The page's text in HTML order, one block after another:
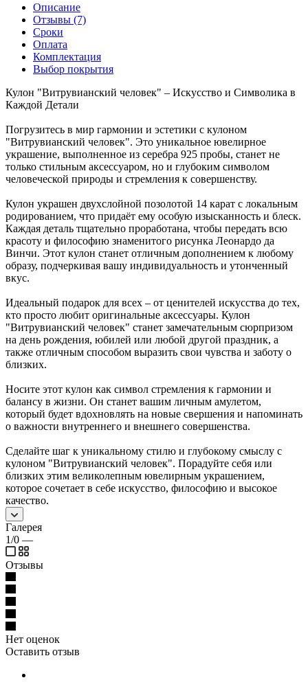
Описание
Отзывы (7)
Сроки
Оплата
Комплектация
Выбор покрытия
Кулон "Витрувианский человек" – Искусство и Символика в
Каждой Детали
Погрузитесь в мир гармонии и эстетики с кулоном
"Витрувианский человек". Это уникальное ювелирное
украшение, выполненное из серебра 925 пробы, станет не
только стильным аксессуаром, но и глубоким символом
человеческой природы и стремления к совершенству.
Кулон украшен двухслойной позолотой 14 карат с локальным
родированием, что придаёт ему особую изысканность и блеск.
Каждая деталь тщательно проработана, чтобы передать всю
красоту и философию знаменитого рисунка Леонардо да
Винчи. Этот кулон станет отличным дополнением к любому
образу, подчеркивая вашу индивидуальность и утонченный
вкус.
Идеальный подарок для всех – от ценителей искусства до тех,
кто просто любит оригинальные аксессуары. Кулон
"Витрувианский человек" станет замечательным сюрпризом
на день рождения, юбилей или любой другой праздник, а
также отличным способом выразить свои чувства и заботу о
близких.
Носите этот кулон как символ стремления к гармонии и
балансу в жизни. Он станет вашим личным амулетом,
который будет вдохновлять на новые свершения и напоминать
о важности внутреннего и внешнего совершенства.
Сделайте шаг к уникальному стилю и глубокому смыслу с
кулоном "Витрувианский человек". Порадуйте себя или
близких этим великолепным ювелирным украшением,
которое сочетает в себе искусство, философию и высокое
качество.
Галерея
1/0 —
Отзывы
Нет оценок
Оставить отзыв